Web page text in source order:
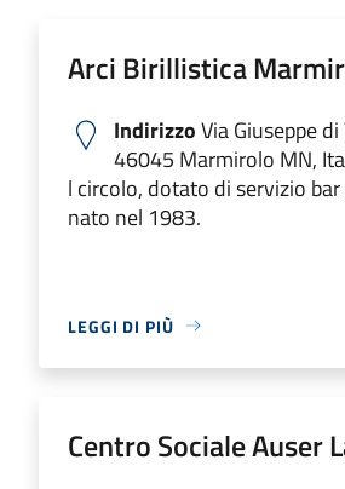
Arci Birillistica
IndirizzoVia Giuseppe
46045 Marmirolo MN,
l circolo, dotato di servizio bar
nato nel 1983.
LEGGI DI PIÙ
Centro Sociale Auser